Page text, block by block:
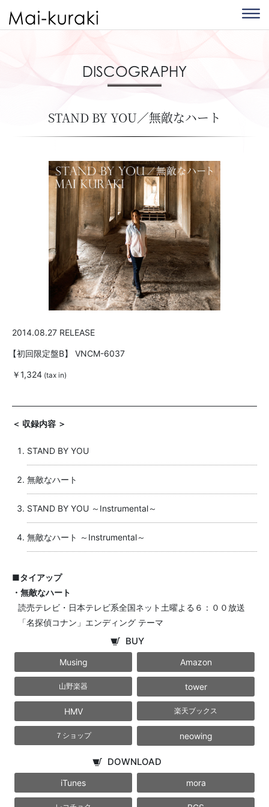
DISCOGRAPHY
STAND BY YOU／無敵なハート
2014.08.27 RELEASE
【初回限定盤B】 VNCM-6037
￥1,324 (tax in)
＜ 収録内容 ＞
STAND BY YOU
無敵なハート
STAND BY YOU ～Instrumental～
無敵なハート ～Instrumental～
■タイアップ
・無敵なハート
読売テレビ・日本テレビ系全国ネット土曜よる６：００放送
「名探偵コナン」エンディング テーマ
BUY
Musing Amazon
山野楽器 tower
HMV 楽天ブックス
７ショップ neowing
DOWNLOAD
iTunes mora